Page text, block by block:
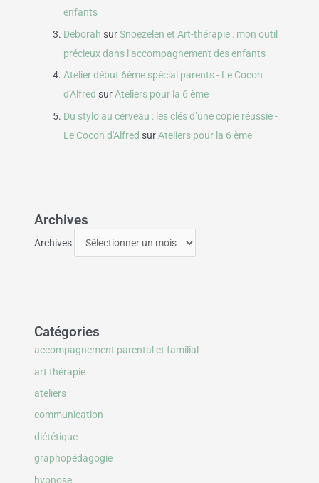
enfants
Deborah surSnoezelen et Art-thérapie : mon outil
précieux dans l’accompagnement des enfants
Atelier début 6ème spécial parents - Le Cocon
d'Alfred surAteliers pour la 6 ème
Du stylo au cerveau : les clés d’une copie réussie -
Le Cocon d'Alfred surAteliers pour la 6 ème
Archives
Archives
Catégories
accompagnement parental et familial
art thérapie
ateliers
communication
diététique
graphopédagogie
hypnose